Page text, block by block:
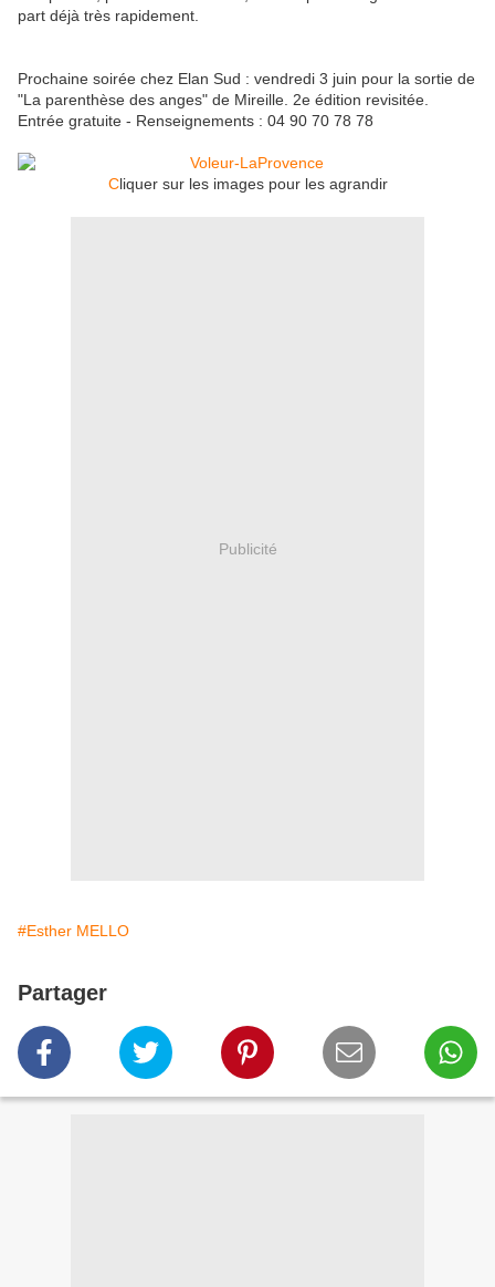
part déjà très rapidement.
Prochaine soirée chez Elan Sud : vendredi 3 juin pour la sortie de
"La parenthèse des anges" de Mireille. 2e édition revisitée.
Entrée gratuite - Renseignements : 04 90 70 78 78
Cliquer sur les images pour les agrandir
Publicité
#Esther MELLO
Partager